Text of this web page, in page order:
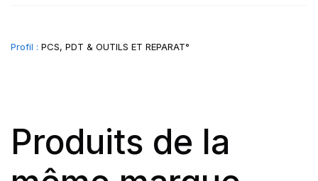
Profil : PCS, PDT & OUTILS ET REPARAT°
Produits de la